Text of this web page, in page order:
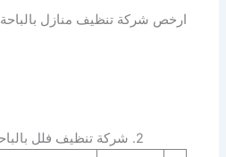
ارخص شركة تنظيف منازل بالباحة
2. شركة تنظيف فلل بالباحة 0555423788